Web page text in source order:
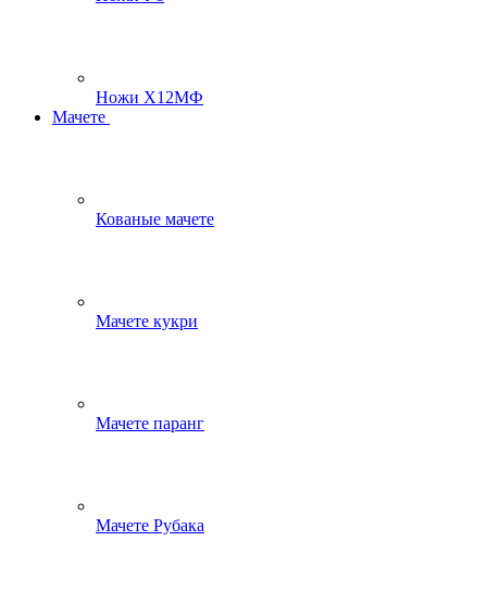
Ножи Х12МФ
Мачете
Кованые мачете
Мачете кукри
Мачете паранг
Мачете Рубака